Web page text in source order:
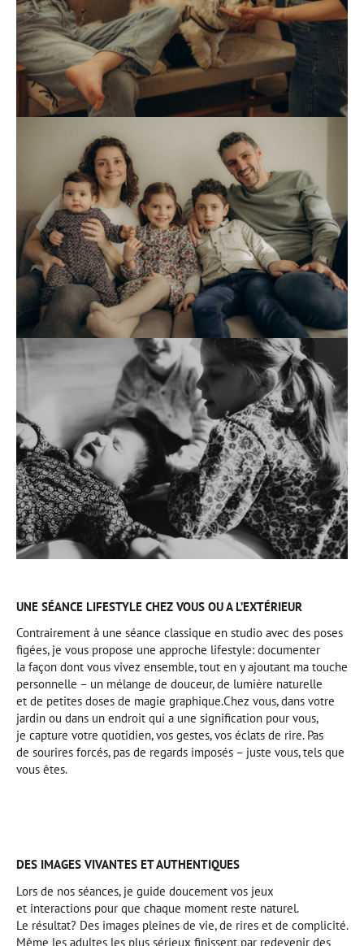
UNE SÉANCE LIFESTYLE CHEZ VOUS OU A L’EXTÉRIEUR
Contrairement à une séance classique en studio avec des poses
figées, je vous propose une approche lifestyle: documenter
la façon dont vous vivez ensemble, tout en y ajoutant ma touche
personnelle – un mélange de douceur, de lumière naturelle
et de petites doses de magie graphique.Chez vous, dans votre
jardin ou dans un endroit qui a une signification pour vous,
je capture votre quotidien, vos gestes, vos éclats de rire. Pas
de sourires forcés, pas de regards imposés – juste vous, tels que
vous êtes.
DES IMAGES VIVANTES ET AUTHENTIQUES
Lors de nos séances, je guide doucement vos jeux
et interactions pour que chaque moment reste naturel.
Le résultat? Des images pleines de vie, de rires et de complicité.
Même les adultes les plus sérieux finissent par redevenir des